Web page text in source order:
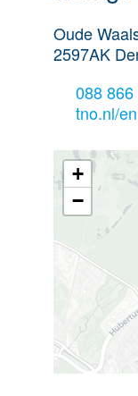
Oude
2597AK
088
tno.nl/en
+
−